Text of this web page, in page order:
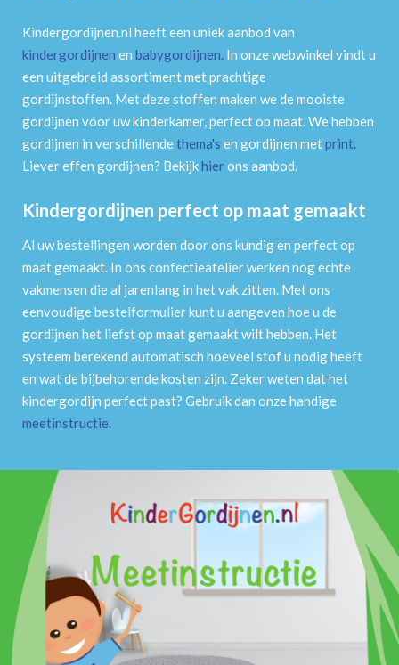
Kindergordijnen.nl heeft een uniek aanbod van
kindergordijnen en babygordijnen. In onze webwinkel vindt u
een uitgebreid assortiment met prachtige
gordijnstoffen. Met deze stoffen maken we de mooiste
gordijnen voor uw kinderkamer, perfect op maat. We hebben
gordijnen in verschillendethema's en gordijnen metprint.
Liever effen gordijnen? Bekijkhierons aanbod.
Kindergordijnen perfect op maat gemaakt
Al uw bestellingen worden door ons kundig en perfect op
maat gemaakt. In ons confectieatelier werken nog echte
vakmensen die al jarenlang in het vak zitten. Met ons
eenvoudige bestelformulier kunt u aangeven hoe u de
gordijnen het liefst op maat gemaakt wilt hebben. Het
systeem berekend automatisch hoeveel stof u nodig heeft
en wat de bijbehorende kosten zijn. Zeker weten dat het
kindergordijn perfect past? Gebruik dan onze handige
meetinstructie.